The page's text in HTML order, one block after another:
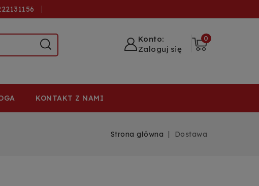
Konto:
Zaloguj się
0
KONTAKT Z NAMI
Strona główna Dostawa